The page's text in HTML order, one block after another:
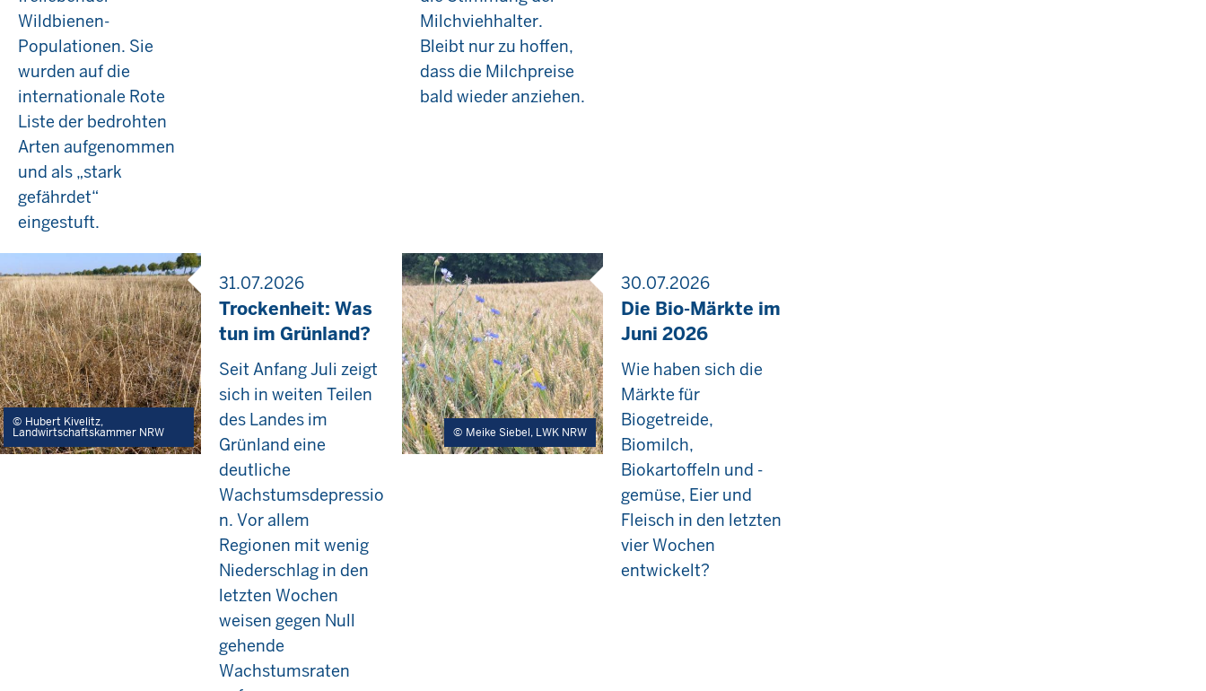
Wildbienen-
Populationen. Sie
wurden auf die
internationale Rote
Liste der bedrohten
Arten aufgenommen
und als „stark
gefährdet“
eingestuft.
Milchviehhalter.
Bleibt nur zu hoffen,
dass die Milchpreise
bald wieder anziehen.
Hubert Kivelitz,
Landwirtschaftskammer NRW
31.07.2026
Trockenheit: Was
tun im Grünland?
Seit Anfang Juli zeigt
sich in weiten Teilen
des Landes im
Grünland eine
deutliche
Wachstumsdepressio
n. Vor allem
Regionen mit wenig
Niederschlag in den
letzten Wochen
weisen gegen Null
gehende
Wachstumsraten
Meike Siebel, LWK NRW
30.07.2026
Die Bio-Märkte im
Juni 2026
Wie haben sich die
Märkte für
Biogetreide,
Biomilch,
Biokartoffeln und -
gemüse, Eier und
Fleisch in den letzten
vier Wochen
entwickelt?